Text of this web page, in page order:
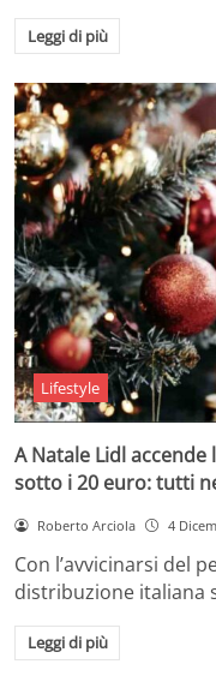
Leggi di più
Lifestyle
A Natale Lidl
sotto i 20 euro: tutti
Roberto Arciola 4
Con l’avvicinarsi del
distribuzione italiana
Leggi di più